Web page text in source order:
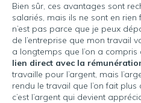
Bien sûr, ces avantages sont
salariés, mais ils ne sont en
n’est pas parce que je peux
de l’entreprise que mon travail
a longtemps que l’on a compris
lien direct avec la
travaille pour l’argent, mais
rendu le travail que l’on fait
c’est l’argent qui devient